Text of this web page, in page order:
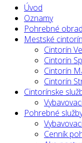
Úvod
Oznamy
Pohrebné
Mestské
Cintorín
Cintorín
Cintorín
Cintorín
Cintorínske
Pohrebné
Cenník